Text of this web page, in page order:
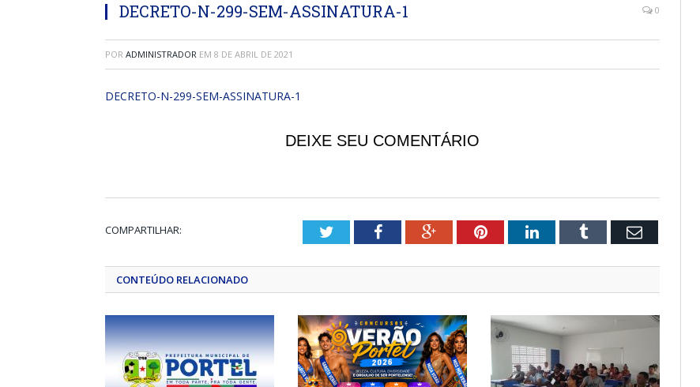
DECRETO-N-299-SEM-ASSINATURA-1 0
POR ADMINISTRADOR EM 8 DE ABRIL DE 2021
DECRETO-N-299-SEM-ASSINATURA-1
DEIXE SEU COMENTÁRIO
COMPARTILHAR: TwitterFacebookGoogle+PinterestLinkedInTumblr Email
CONTEÚDO RELACIONADO